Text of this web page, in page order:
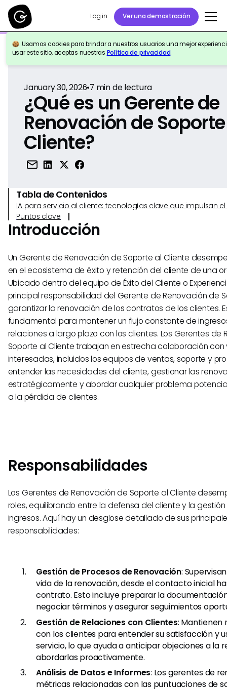
Log in Ver una demostración
Usamos cookies para brindar a nuestros usuarios una mejor
usar este sitio, aceptas nuestras Política de privacidad.
Volver a la Referencia
January 30, 2026•7 min de lectura
¿Qué es un Gerente de
Renovación de
Cliente?
Tabla de Contenidos
IA para servicio al cliente: tecnologías clave que impulsan
Puntos clave
Introducción
Un Gerente de Renovación de Soporte al Cliente
en el ecosistema de éxito y retención del cliente de una
Ubicado dentro del equipo de Éxito del Cliente o
principal responsabilidad del Gerente de Renovación de
garantizar la renovación de los contratos de los clientes.
fundamental para mantener un flujo constante de
relaciones a largo plazo con los clientes. Los Gerentes de
Soporte al Cliente trabajan en estrecha colaboración
interesadas, incluidos los equipos de ventas, soporte y
entender las necesidades del cliente, gestionar las
estratégicamente y abordar cualquier problema
a la pérdida de clientes.
Responsabilidades
Los Gerentes de Renovación de Soporte al Cliente
roles, equilibrando entre la defensa del cliente y la
ingresos. Aquí hay un desglose detallado de sus
responsabilidades:
Gestión de Procesos de Renovación:
vida de la renovación, desde el contacto inicial
contrato. Esto incluye preparar la
negociar términos y asegurar seguimientos
Gestión de Relaciones con Clientes: Mantienen
con los clientes para entender su satisfacción y
servicio, lo que ayuda a anticipar objeciones a la
abordarlas proactivamente.
Análisis de Datos e Informes: Los gerentes de
métricas relacionadas con las puntuaciones de